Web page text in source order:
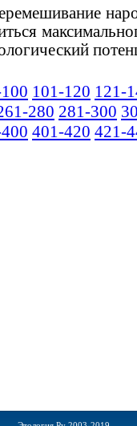
101-120 121-
280 281-300
401-420 421-